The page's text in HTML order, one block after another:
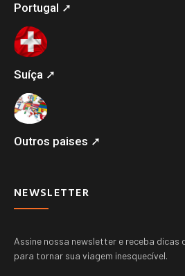
Portugal ➚
Suíça ➚
Outros paises ➚
NEWSLETTER
Assine nossa newsletter e receba dicas
para tornar sua viagem inesquecível.